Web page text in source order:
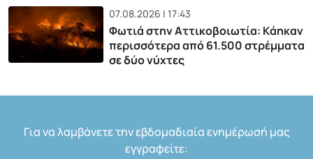
07.08.2026 | 17:43
Φωτιά στην Αττικοβοιωτία: Kάηκαν
περισσότερα από 61.500 στρέμματα
σε δύο νύχτες
Για να λαμβάνετε την εβδομαδιαία ενημέρωσή μας
εγγραφείτε: